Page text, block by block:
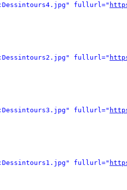
fullurl="
fullurl="
fullurl="
fullurl="